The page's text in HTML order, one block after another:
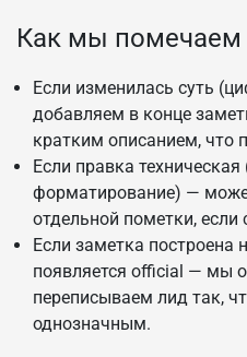
Как мы помечаем
Если изменилась суть
добавляем в конце
кратким описанием, что
Если правка техническая
форматирование) —
отдельной пометки, если
Если заметка построена
появляется official — мы
переписываем лид так,
однозначным.